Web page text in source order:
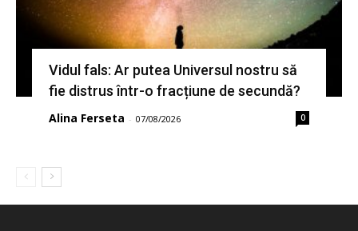
Vidul fals: Ar putea Universul nostru să
fie distrus într-o fracțiune de secundă?
Alina Ferseta - 07/08/2026 0